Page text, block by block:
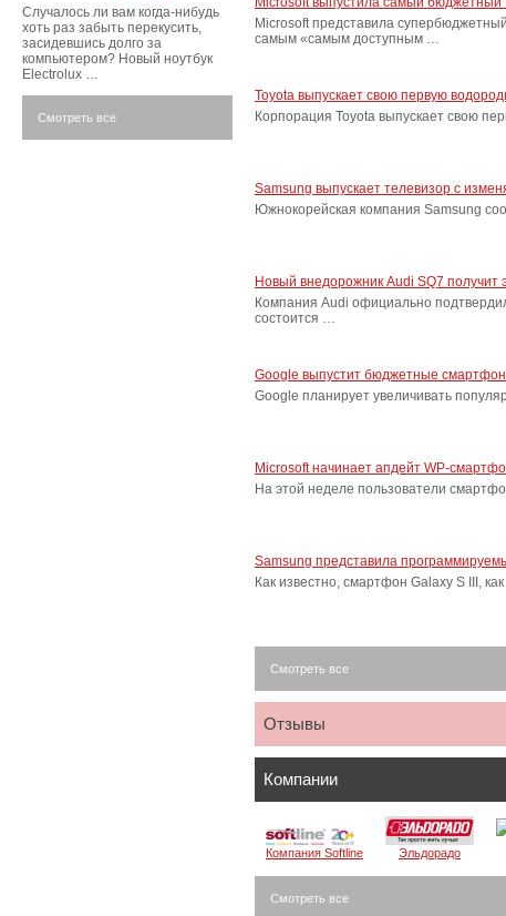
Microsoft представила
самым «самым доступным …
Toyota выпускает свою первую
Корпорация Toyota выпускает свою
Samsung выпускает телевизор с
Южнокорейская компания Samsung
Новый внедорожник Audi SQ7 получит
Компания Audi официально
состоится …
Google выпустит бюджетные
Google планирует увеличивать
Microsoft начинает апдейт WP-
На этой неделе пользователи
Samsung представила
Как известно, смартфон Galaxy S III,
Смотреть все
Отзывы
Компании
Компания Softline Эльдорадо
Смотреть все
Случалось ли вам когда-нибудь
хоть раз забыть перекусить,
засидевшись долго за
компьютером? Новый ноутбук
Electrolux …
Смотреть все